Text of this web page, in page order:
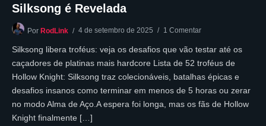
Silksong é Revelada
Por RodLink 4 de setembro de 2025 1 Comentar
Silksong libera troféus: veja os desafios que vão testar até os
caçadores de platinas mais hardcore Lista de 52 troféus de
Hollow Knight: Silksong traz colecionáveis, batalhas épicas e
desafios insanos como terminar em menos de 5 horas ou zerar
no modo Alma de Aço.A espera foi longa, mas os fãs de Hollow
Knight finalmente […]